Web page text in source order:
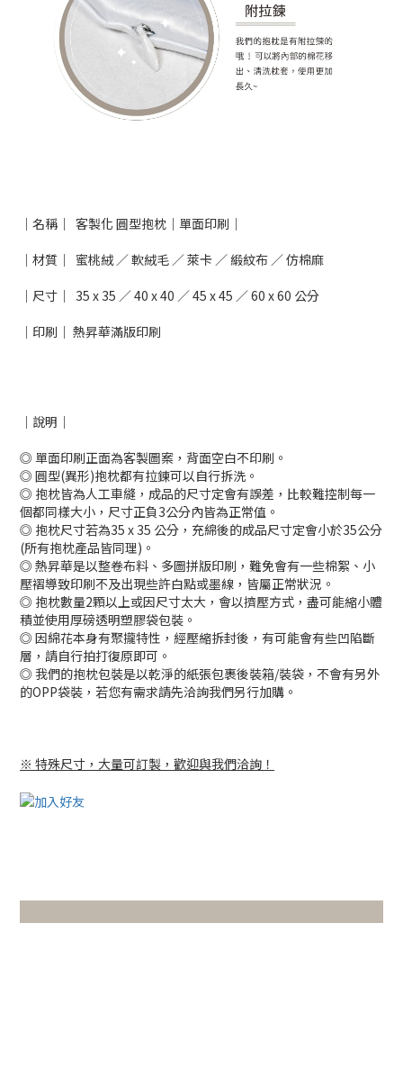
｜名稱｜ 客製化 圓型抱枕｜單面印刷｜
｜材質｜ 蜜桃絨／ 軟絨毛 ／ 萊卡 ／ 緞紋布 ／仿棉麻
｜尺寸｜ 35 x 35 ／ 40 x 40 ／ 45 x 45 ／ 60 x 60 公分
｜印刷｜ 熱昇華滿版印刷
｜說明｜
◎ 單面印刷正面為客製圖案，背面空白不印刷。
◎ 圓型(異形)抱枕都有拉鍊可以自行拆洗 。
◎ 抱枕皆為人工車縫，成品的尺寸定會有誤差，比較難控制每一
個都同樣大小，尺寸正負3公分內皆為正常值。
◎ 抱枕尺寸若為35 x 35 公分，充綿後的成品尺寸定會小於35公分
(所有抱枕產品皆同理) 。
◎ 熱昇華是以整卷布料、多圖拼版印刷，難免會有一些棉絮、小
壓褶導致印刷不及出現些許白點或墨線，皆屬正常狀況 。
◎ 抱枕數量2顆以上或因尺寸太大，會以擠壓方式，盡可能縮小體
積並使用厚磅透明塑膠袋包裝。
◎ 因綿花本身有聚攏特性，經壓縮拆封後，有可能會有些凹陷斷
層，請自行拍打復原即可。
◎ 我們的抱枕包裝是以乾淨的紙張包裹後裝箱/裝袋，不會有另外
的OPP袋裝，若您有需求請先洽詢我們另行加購。
※ 特殊尺寸，大量可訂製，歡迎與我們洽詢！